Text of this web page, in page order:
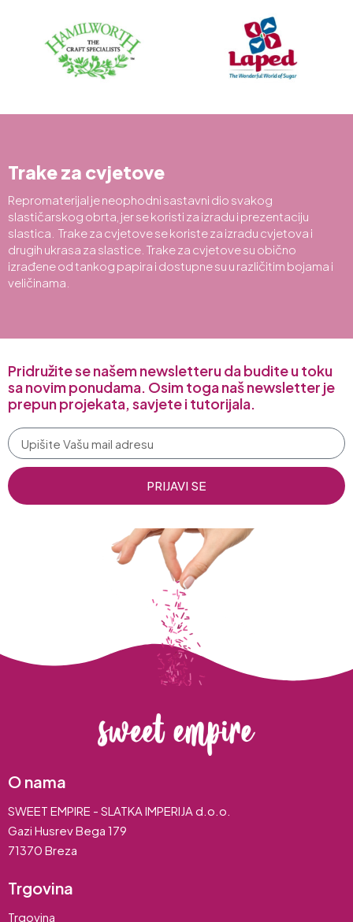
Trake za cvjetove
Repromaterijal je neophodni sastavni dio svakog
slastičarskog obrta, jer se koristi za izradu i prezentaciju
slastica. Trake za cvjetove se koriste za izradu cvjetova i
drugih ukrasa za slastice. Trake za cvjetove su obično
izrađene od tankog papira i dostupne su u različitim bojama i
veličinama.
Pridružite se našem newsletteru da budite u toku
sa novim ponudama. Osim toga naš newsletter je
prepun projekata, savjete i tutorijala.
PRIJAVI SE
O nama
SWEET EMPIRE - SLATKA IMPERIJA d.o.o.
Gazi Husrev Bega 179
71370 Breza
Trgovina
Trgovina